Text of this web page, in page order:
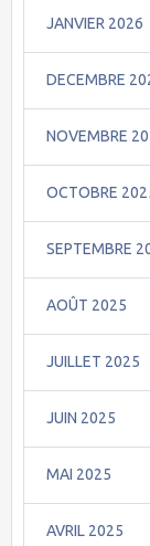
JANVIER 2026
DECEMBRE
NOVEMBRE
OCTOBRE
SEPTEMBRE
AOÛT 2025
JUILLET 2025
JUIN 2025
MAI 2025
AVRIL 2025